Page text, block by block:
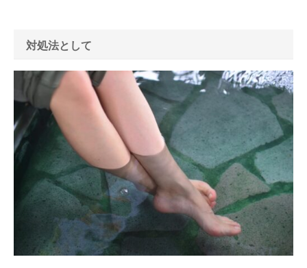
対処法として